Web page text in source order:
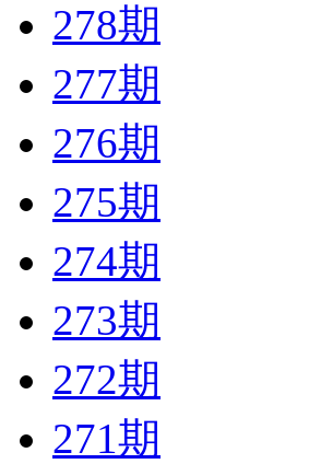
278期
277期
276期
275期
274期
273期
272期
271期